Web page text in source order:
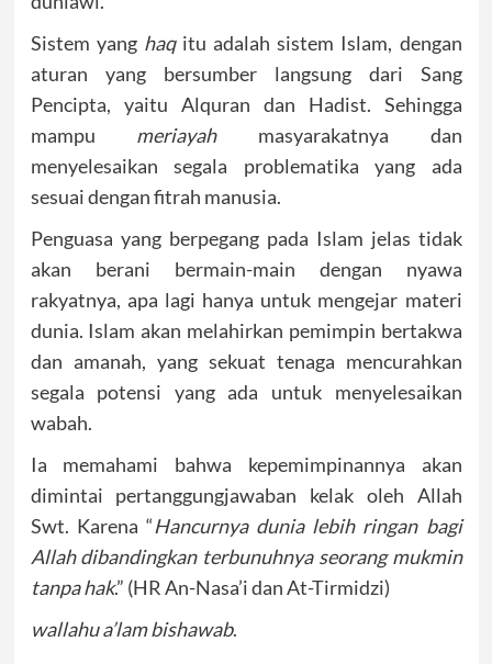
Sistem yang haqitu adalah sistem Islam, dengan
aturan yang bersumber langsung dari Sang
Pencipta, yaitu Alquran dan Hadist. Sehingga
mampu meriayahmasyarakatnya dan
menyelesaikan segala problematika yang ada
sesuai dengan fitrah manusia.
Penguasa yang berpegang pada Islam jelas tidak
akan berani bermain-main dengan nyawa
rakyatnya, apa lagi hanya untuk mengejar materi
dunia. Islam akan melahirkan pemimpin bertakwa
dan amanah, yang sekuat tenaga mencurahkan
segala potensi yang ada untuk menyelesaikan
wabah.
Ia memahami bahwa kepemimpinannya akan
dimintai pertanggungjawaban kelak oleh Allah
Swt. Karena “Hancurnya dunia lebih ringan bagi
Allah dibandingkan terbunuhnya seorang mukmin
tanpa hak.” (HR An-Nasa’i dan At-Tirmidzi)
wallahu a’lam bishawab.